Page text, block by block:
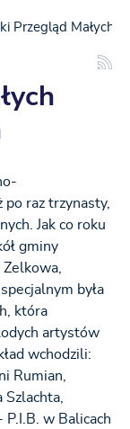
Przegląd Małych
po raz trzynasty,
Jak co roku
gminy
była
która
artystów
wchodzili:
Rumian,
w Balicach